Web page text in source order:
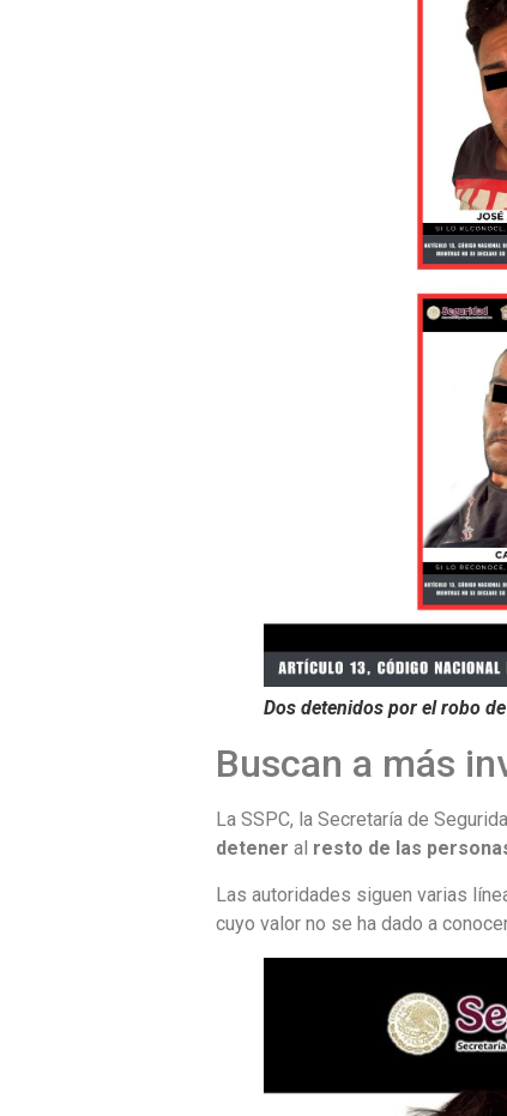
Dos detenidos por el robo
Buscan a más
La SSPC, la Secretaría de
deteneral resto de las
Las autoridades siguen varias
cuyo valor no se ha dado a